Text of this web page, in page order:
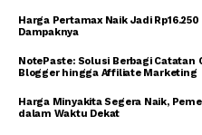
Harga Pertamax Naik Jadi
Dampaknya
NotePaste: Solusi Berbagi
Blogger hingga Affiliate Marketing
Harga Minyakita Segera Naik,
dalam Waktu Dekat